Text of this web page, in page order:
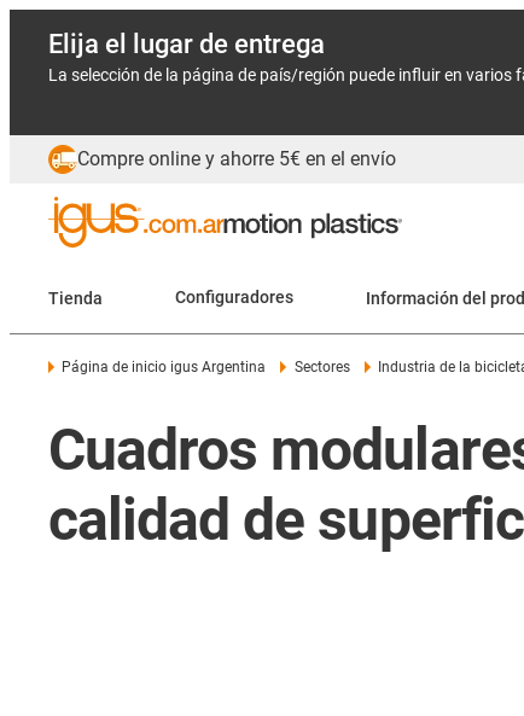
Elija el lugar de entrega
La selección de la página de país/región puede influir en varios
Compre online y ahorre 5€ en el envío
Tienda Configuradores Información del
Página de inicio igus Argentina Sectores Industria de la
Cuadros
calidad de